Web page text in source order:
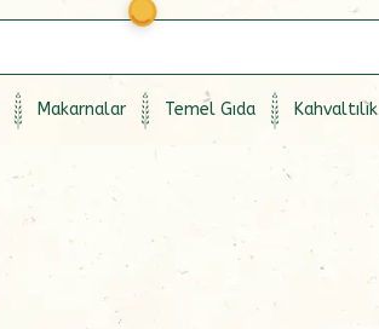
Makarnalar Temel Gıda Kahvaltılık